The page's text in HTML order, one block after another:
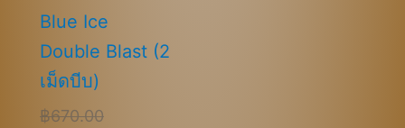
Blue Ice
Double Blast (2
เม็ดบีบ)
฿670.00